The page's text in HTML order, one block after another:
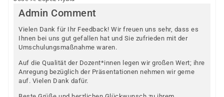
Admin Comment
Vielen Dank für Ihr Feedback! Wir freuen uns sehr, dass es
Ihnen bei uns gut gefallen hat und Sie zufrieden mit der
Umschulungsmaßnahme waren.
Auf die Qualität der Dozent*innen legen wir großen Wert; ihre
Anregung bezüglich der Präsentationen nehmen wir gerne
auf. Vielen Dank dafür.